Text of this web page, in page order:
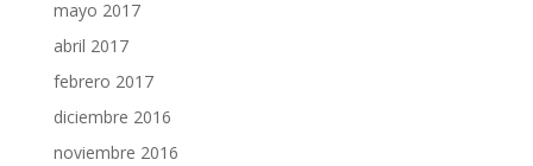
mayo 2017
abril 2017
febrero 2017
diciembre 2016
noviembre 2016